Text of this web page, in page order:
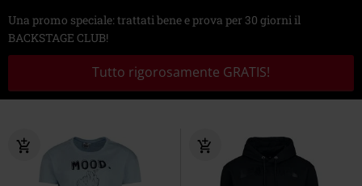
Una promo speciale: trattati bene e prova per 30 giorni il
BACKSTAGE CLUB!
Tutto rigorosamente GRATIS!